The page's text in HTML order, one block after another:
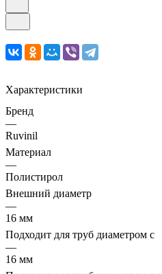
Характеристики
Бренд
—
Ruvinil
Материал
—
Полистирол
Внешний диаметр
—
16 мм
Подходит для труб диаметром с
—
16 мм